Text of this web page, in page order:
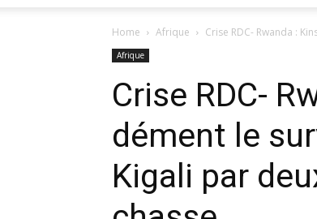
Home Afrique Crise RDC- Rwanda :
Afrique
Crise RDC-
dément le
Kigali par